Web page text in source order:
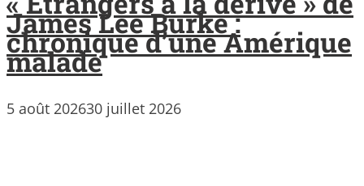
James Lee Burke :
chronique d’une Amérique
malade
5 août 202630 juillet 2026